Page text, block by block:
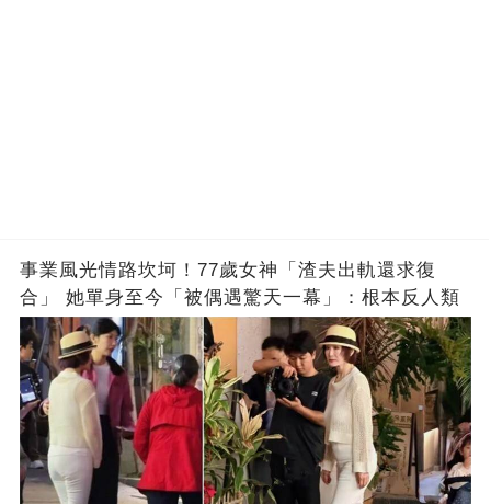
事業風光情路坎坷！77歲女神「渣夫出軌還求復
合」 她單身至今「被偶遇驚天一幕」：根本反人類